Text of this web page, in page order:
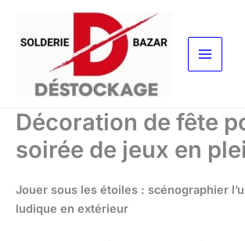
contenu
Décoration de fête
soirée de jeux en
Jouer sous les étoiles : scénographier
ludique en extérieur